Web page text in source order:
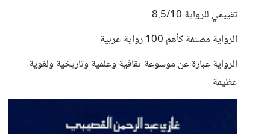
تقييمي للرواية 8.5/10
الرواية مصنفة كأهم 100 رواية عربية
الرواية عبارة عن موسوعة ثقافية وعلمية وتاريخية ولغوية
عظيمة